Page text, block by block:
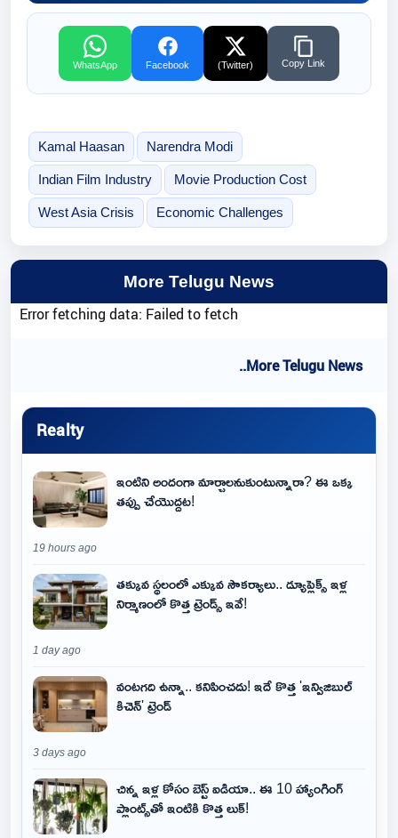
WhatsApp Facebook (Twitter) Copy Link
Kamal Haasan Narendra Modi
Indian Film Industry Movie Production Cost
West Asia Crisis Economic Challenges
More Telugu News
Error fetching data: Failed to fetch
..More Telugu News
Realty
ఇంటిని అందంగా మార్చాలనుకుంటున్నారా? ఈ ఒక్క
తప్పు చేయొద్దట!
19 hours ago
తక్కువ స్థలంలో ఎక్కువ సౌకర్యాలు.. డ్యూప్లెక్స్ ఇళ్ల
నిర్మాణంలో కొత్త ట్రెండ్స్ ఇవే!
1 day ago
వంటగది ఉన్నా.. కనిపించదు! ఇదే కొత్త 'ఇన్విజిబుల్
కిచెన్' ట్రెండ్
3 days ago
చిన్న ఇళ్ల కోసం బెస్ట్ ఐడియా.. ఈ 10 హ్యాంగింగ్
ప్లాంట్స్‌తో ఇంటికి కొత్త లుక్!